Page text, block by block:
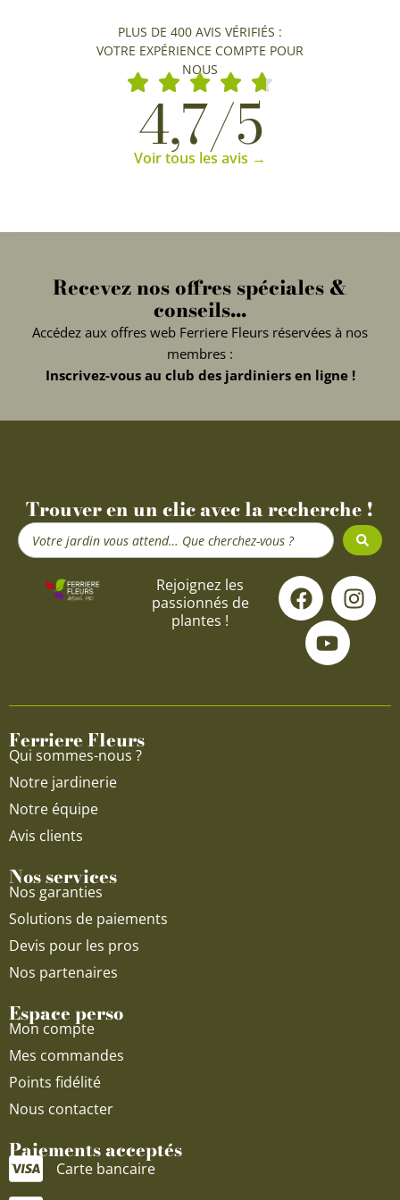
PLUS DE 400 AVIS VÉRIFIÉS :
VOTRE EXPÉRIENCE COMPTE POUR
NOUS
4,7/5
Voir tous les avis →
Recevez nos offres spéciales &
conseils...
Accédez aux offres web Ferriere Fleurs réservées à nos
membres :
Inscrivez-vous au club des jardiniers en ligne !
Trouver en un clic avec la recherche !
Search
...
Rejoignez les
passionnés de
plantes !
F
a
c
e
o
I
n
s
g
Y
o
u
t
u
b
Ferriere Fleurs
Qui sommes-nous ?
Notre jardinerie
Notre équipe
Avis clients
Nos services
Nos garanties
Solutions de paiements
Devis pour les pros
Nos partenaires
Espace perso
Mon compte
Mes commandes
Points fidélité
Nous contacter
Paiements acceptés
Carte bancaire